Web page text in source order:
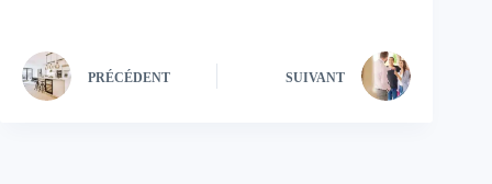
PRÉCÉDENT SUIVANT